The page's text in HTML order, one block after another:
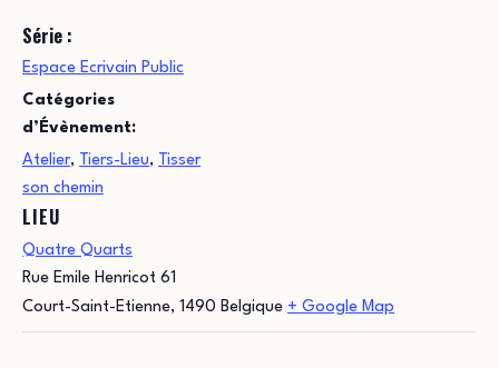
Série :
Espace Ecrivain Public
Catégories
d’Évènement:
Atelier, Tiers-Lieu, Tisser
son chemin
LIEU
Quatre Quarts
Rue Emile Henricot 61
Court-Saint-Etienne, 1490 Belgique + Google Map